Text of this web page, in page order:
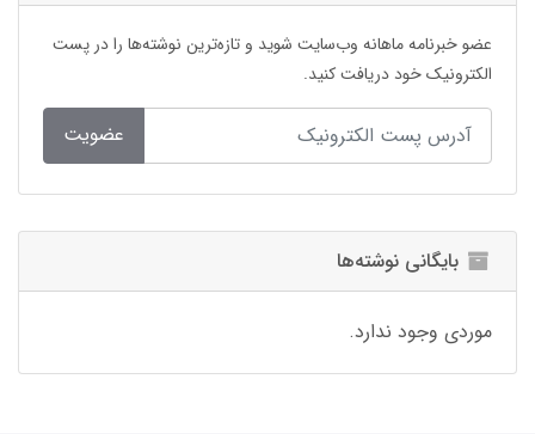
عضو خبرنامه ماهانه وب‌سایت شوید و تازه‌ترین نوشته‌ها را در پست
الکترونیک خود دریافت کنید.
عضویت
بایگانی نوشته‌ها
موردی وجود ندارد.